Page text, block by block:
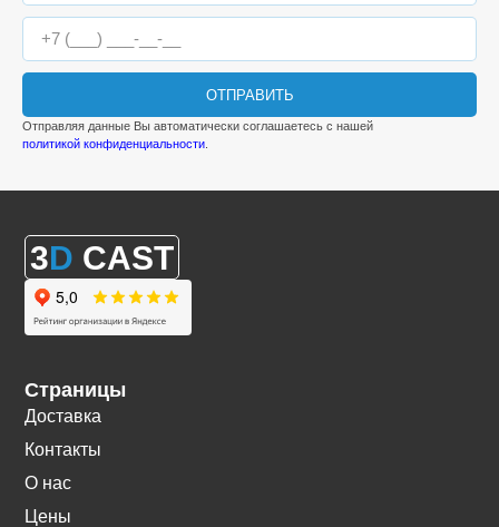
ОТПРАВИТЬ
Отправляя данные Вы автоматически соглашаетесь с нашей
политикой конфиденциальности
3D CAST
Страницы
Доставка
Контакты
О нас
Цены